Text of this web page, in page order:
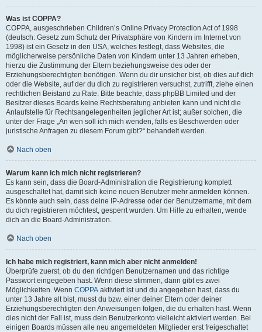
Was ist COPPA?
COPPA, ausgeschrieben Children’s Online Privacy Protection Act of 1998
(deutsch: Gesetz zum Schutz der Privatsphäre von Kindern im Internet von
1998) ist ein Gesetz in den USA, welches festlegt, dass Websites, die
möglicherweise persönliche Daten von Kindern unter 13 Jahren erheben,
hierzu die Zustimmung der Eltern beziehungsweise des oder der
Erziehungsberechtigten benötigen. Wenn du dir unsicher bist, ob dies auf dich
oder die Website, auf der du dich zu registrieren versuchst, zutrifft, ziehe einen
rechtlichen Beistand zu Rate. Bitte beachte, dass phpBB Limited und der
Besitzer dieses Boards keine Rechtsberatung anbieten kann und nicht die
Anlaufstelle für Rechtsangelegenheiten jeglicher Art ist; außer solchen, die
unter der Frage „An wen soll ich mich wenden, falls es Beschwerden oder
juristische Anfragen zu diesem Forum gibt?“ behandelt werden.
Nach oben
Warum kann ich mich nicht registrieren?
Es kann sein, dass die Board-Administration die Registrierung komplett
ausgeschaltet hat, damit sich keine neuen Benutzer mehr anmelden können.
Es könnte auch sein, dass deine IP-Adresse oder der Benutzername, mit dem
du dich registrieren möchtest, gesperrt wurden. Um Hilfe zu erhalten, wende
dich an die Board-Administration.
Nach oben
Ich habe mich registriert, kann mich aber nicht anmelden!
Überprüfe zuerst, ob du den richtigen Benutzernamen und das richtige
Passwort eingegeben hast. Wenn diese stimmen, dann gibt es zwei
Möglichkeiten. Wenn COPPA aktiviert ist und du angegeben hast, dass du
unter 13 Jahre alt bist, musst du bzw. einer deiner Eltern oder deiner
Erziehungsberechtigten den Anweisungen folgen, die du erhalten hast. Wenn
dies nicht der Fall ist, muss dein Benutzerkonto vielleicht aktiviert werden. Bei
einigen Boards müssen alle neu angemeldeten Mitglieder erst freigeschaltet